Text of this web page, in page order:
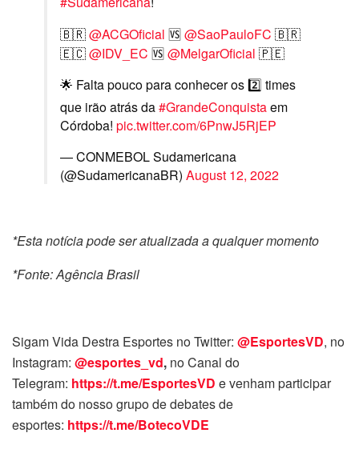
🇧🇷@ACGOficial 🆚@SaoPauloFC 🇧🇷
🇪🇨@IDV_EC 🆚@MelgarOficial 🇵🇪
🌟 Falta pouco para conhecer os 2️⃣ times
que irão atrás da#GrandeConquistaem
Córdoba! pic.twitter.com/6PnwJ5RjEP
— CONMEBOL Sudamericana
(@SudamericanaBR) August 12, 2022
*Esta notícia pode ser atualizada a qualquer momento
*Fonte: Agência Brasil
Sigam Vida Destra Esportes no Twitter: @EsportesVD, no
Instagram: @esportes_vd, no Canal do
Telegram: https://t.me/EsportesVD e venham participar
também do nosso grupo de debates de
esportes: https://t.me/BotecoVDE